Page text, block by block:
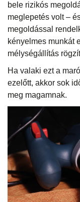
bele rizikós
meglepetés volt –
megoldással
kényelmes munkát
mélységállítás
Ha valaki ezt a
ezelőtt, akkor sok
meg magamnak.